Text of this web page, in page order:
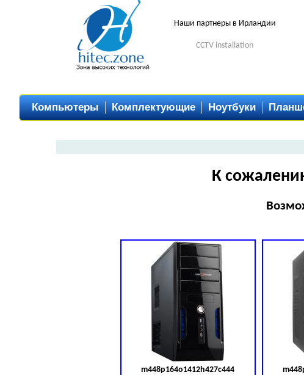
Наши партнеры в Ирландии
CCTV installation
Компьютеры Комплектующие Ноутбуки
К
m448p164o1412h427c444